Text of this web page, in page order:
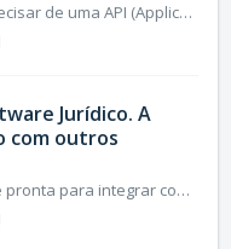
Pode sim! Para isso, você vai precisar de uma API (Application Programming Interface), uma interface específica para integrar os sistemas de forma segura e ...
Jurídico. A
com outros
Sim! A Elevia API está totalmente pronta para integrar com qualquer tipo de software de mercado. Entre em contato com a gente para mais informações sobr...